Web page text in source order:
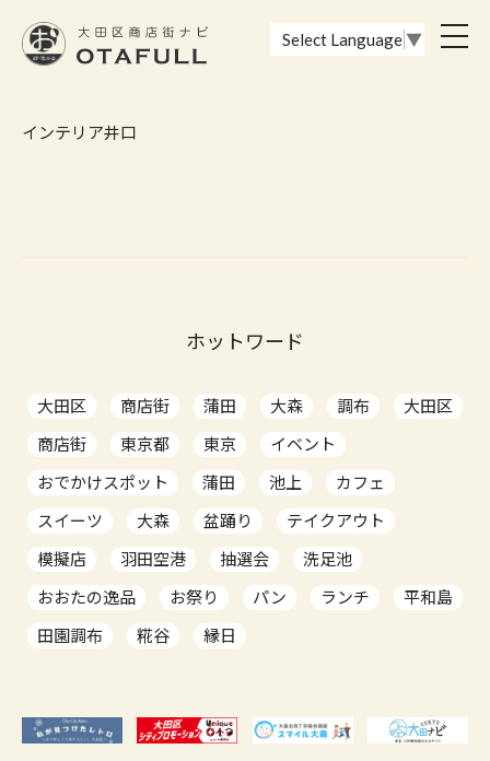
Select Language ▼
インテリア井口
ホットワード
大田区 商店街 蒲田 大森 調布
大田区
商店街
東京都 東京
イベント
おでかけスポット
蒲田 池上
カフェ
スイーツ
大森 盆踊り
テイクアウト
模擬店
羽田空港 抽選会
洗足池
おおたの逸品
お祭り パン ランチ
平和島
田園調布
糀谷 縁日